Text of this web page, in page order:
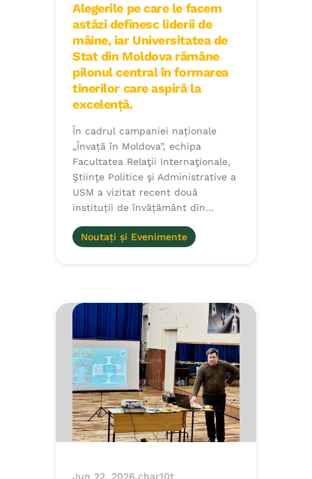
Alegerile pe care le facem
astăzi definesc liderii de
mâine, iar Universitatea de
Stat din Moldova rămâne
pilonul central în formarea
tinerilor care aspiră la
excelență.
În cadrul campaniei naționale
„Învață în Moldova”, echipa
Facultatea Relaţii Internaţionale,
Ştiinţe Politice şi Administrative a
USM a vizitat recent două
instituții de învățământ din…
Noutați și Evenimente
Jun 22, 2026.char10t